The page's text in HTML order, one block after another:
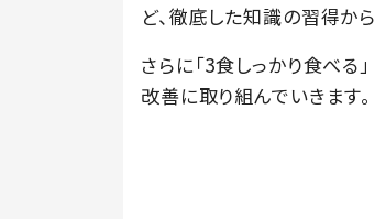
ど、徹底した知識の習得か
さらに「3食しっかり食べる
改善に取り組んでいきます。